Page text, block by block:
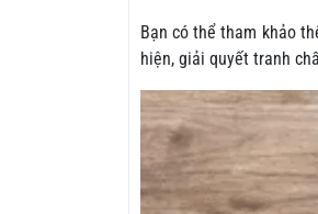
Bạn có thể tham khảo
hiện, giải quyết tranh